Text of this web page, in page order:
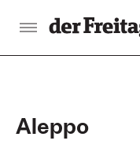
Aleppo